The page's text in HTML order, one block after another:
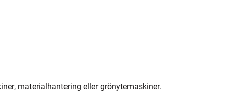
, materialhantering ellergrönytemaskiner.